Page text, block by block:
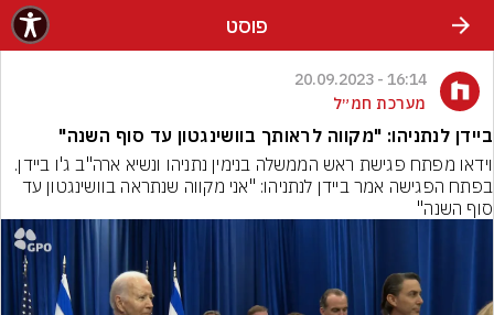
פוסט
16:14 - 20.09.2023
מערכת חמ״ל
ביידן לנתניהו: "מקווה לראותך בוושינגטון עד סוף השנה"
סוף השנה"